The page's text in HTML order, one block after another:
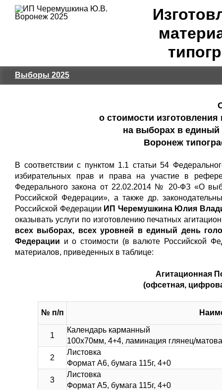
Выборы 2025
о стоимости
на выборах в единый
Воронеж
В соответствии с пунктом 1.1 статьи 54
избирательных прав и права на участие в
Федерального закона от 22.02.2014 № 20-ФЗ «О
Российской Федерации», а также др.
Российской Федерации ИП Черемушкина Юлия
оказывать услуги по изготовлению печатных
всех выборах, всех уровней в единый день
Федерации и о стоимости (в валюте Российской
материалов, приведенных в таблице:
Агитационная
(офсетная,
№ п/п
1
Календарь карманный
100х70мм, 4+4, ламинация глянец/
2
Листовка
Формат А6, бумага 115г, 4+0
3
Листовка
Формат А5, бумага 115г, 4+0